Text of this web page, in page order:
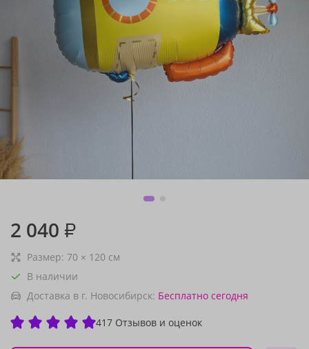
2 040 ₽
Размер: 70 × 120 см
В наличии
Доставка в г. Новосибирск: Бесплатно сегодня
417 Отзывов и оценок